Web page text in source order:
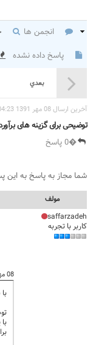
انجمن ها
پاسخ داده نشده
بعدي
آخرين ارسال 08 مهر 1391 04:23 ب.ظ توسط
توضیحی برای گزینه های
�0 پاسخ
شما مجاز به پاسخ به اين
مولف
saffarzadeh
کاربر با تجربه
08 مهر 1391 04:23 ب.ظ